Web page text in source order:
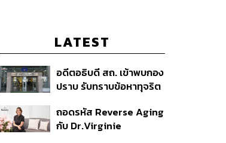
LATEST
อดีตอธิบดี สถ. เข้าพบกอง
ปราบ รับทราบข้อหาทุจริต
กล่าวหา-เตรียมสู้คดีในชั้น
ศาล
ถอดรหัส Reverse Aging
กับ Dr.Virginie